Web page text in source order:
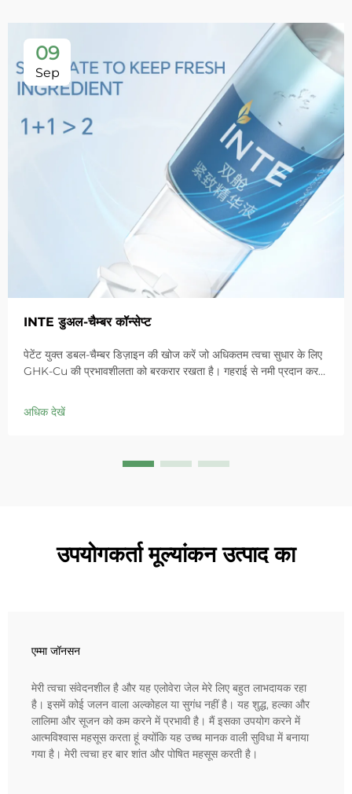
09
Sep
INTE डुअल-चैम्बर कॉन्सेप्ट
पेटेंट युक्त डबल-चैम्बर डिज़ाइन की खोज करें जो अधिकतम त्वचा सुधार के लिए
GHK-Cu की प्रभावशीलता को बरकरार रखता है। गहराई से नमी प्रदान करता
आज ही 'स्मॉल ब्लू चैम्बर' समाधान आजमाएं।
अधिक देखें
उपयोगकर्ता मूल्यांकन उत्पाद का
एम्मा जॉनसन
मेरी त्वचा संवेदनशील है और यह एलोवेरा जेल मेरे लिए बहुत लाभदायक रहा
है। इसमें कोई जलन वाला अल्कोहल या सुगंध नहीं है। यह शुद्ध, हल्का और
लालिमा और सूजन को कम करने में प्रभावी है। मैं इसका उपयोग करने में
आत्मविश्वास महसूस करता हूं क्योंकि यह उच्च मानक वाली सुविधा में बनाया
गया है। मेरी त्वचा हर बार शांत और पोषित महसूस करती है।